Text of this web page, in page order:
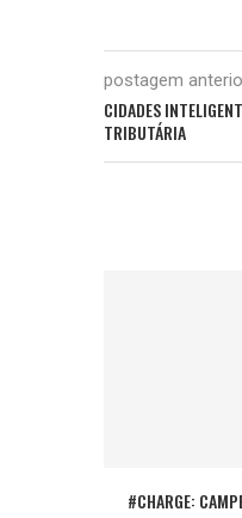
postagem
CIDADES
TRIBUTÁRIA
#CHARGE: